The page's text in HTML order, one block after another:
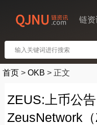
链资
首页 > OKB > 正文
ZEUS:上币公告
ZeusNetwork